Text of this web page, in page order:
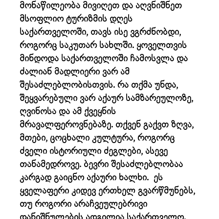
მონაწილეობა მივიღეთ და აღვნიშნეთ
მსოფლიო ტურიზმის დღეს
საქართველოში, თავს ისე ვგრძნობდი,
როგორც საკუთარ სახლში. ყოველთვის
მინდოდა საქართველოში ჩამოსვლა და
ძალიან მადლიერი ვარ ამ
შესაძლებლობისთვის. რა თქმა უნდა,
შეყვარებული ვარ აქაურ სამზარეულოზე,
ღვინოსა და ამ ქვეყნის
მრავალფეროვნებაზე. თქვენ გაქვთ ზღვა,
მთები, ცოცხალი კულტურა, როგორც
ძველი ისტორიული ძეგლები, ასევე
თანამედროვე. ბევრი შესაძლებლობაა
კარგად გაიცნო აქაური ხალხი. ეს
ყველაფერი კიდევ ერთხელ გვარწმუნებს,
თუ როგორი არაჩვეულებრივი